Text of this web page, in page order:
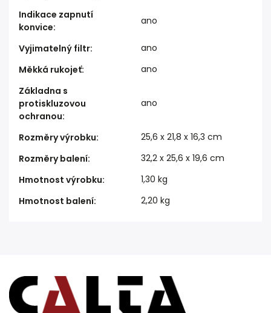
Indikace zapnutí
konvice:
ano
Vyjimatelný filtr:
ano
Měkká rukojeť:
ano
Základna s
protiskluzovou
ochranou:
ano
Rozměry výrobku:
25,6 x 21,8 x 16,3 cm
Rozměry balení:
32,2 x 25,6 x 19,6 cm
Hmotnost výrobku:
1,30 kg
Hmotnost balení: 2,20 kg